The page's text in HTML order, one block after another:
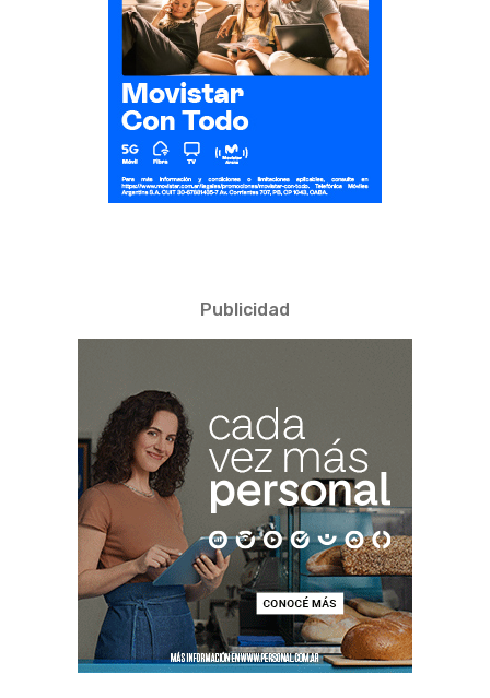
Publicidad